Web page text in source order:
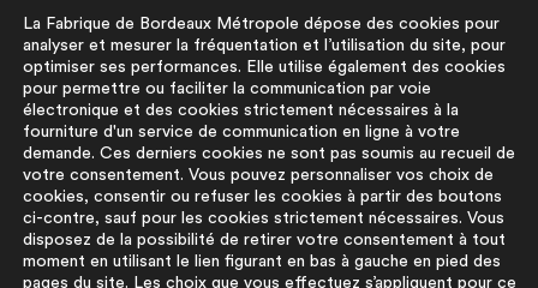
moment faire cesser ces communications en cliquant sur le lien de
désinscription figurant dans chaque message. Vous pouvez
exercer ces droits par courrier électronique à contact@lafab-
bm.fr. Pour en savoir plus sur le traitement de vos données,
cliquezici
À PROPOS
La démarche
La base du
PLUS D'INFORMATIONS
Mentions légales
Politique de
La Fabrique de Bordeaux Métropole dépose des cookies pour
analyser et mesurer la fréquentation et l’utilisation du site, pour
optimiser ses performances. Elle utilise également des cookies
pour permettre ou faciliter la communication par voie
électronique et des cookies strictement nécessaires à la
fourniture d'un service de communication en ligne à votre
demande. Ces derniers cookies ne sont pas soumis au recueil de
votre consentement. Vous pouvez personnaliser vos choix de
cookies, consentir ou refuser les cookies à partir des boutons
ci-contre, sauf pour les cookies strictement nécessaires. Vous
disposez de la possibilité de retirer votre consentement à tout
moment en utilisant le lien figurant en bas à gauche en pied des
pages du site. Les choix que vous effectuez s’appliquent pour ce